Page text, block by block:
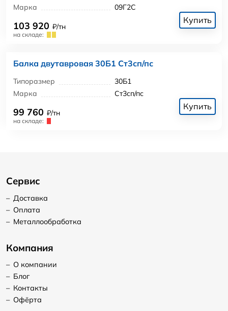
Марка
09Г2С
103 920 ₽/тн
на складе:
Купить
Балка двутавровая 30Б1 Ст3сп/пс
Типоразмер
30Б1
Марка
Ст3сп/пс
99 760 ₽/тн
на складе:
Купить
Сервис
– Доставка
– Оплата
– Металлообработка
Компания
– О компании
– Блог
– Контакты
– Офёрта